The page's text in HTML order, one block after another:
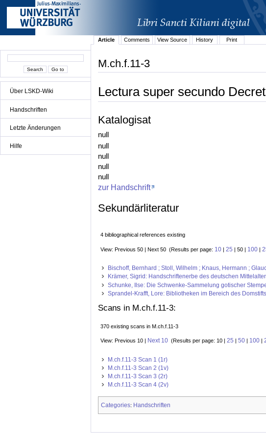
Über LSKD-Wiki
Handschriften
Letzte Änderungen
Hilfe
Article
Comments View Source History Print
M.ch.f.11-3
Lectura super secundo
Katalogisat
null
null
null
null
null
zur Handschrift
Sekundärliteratur
4 bibliographical references existing
View: Previous 50 | Next 50 (Results per page: 10 | 25 | 50 | 100 |
Bischoff, Bernhard ; Stoll, Wilhelm ; Knaus, Hermann ;
Krämer, Sigrid: Handschriftenerbe des deutschen
Schunke, Ilse: Die Schwenke-Sammelung gotischer
Sprandel-Krafft, Lore: Bibliotheken im Bereich des
Scans in M.ch.f.11-3:
370 existing scans in M.ch.f.11-3
View: Previous 10 | Next 10 (Results per page: 10 | 25 50 100
M.ch.f.11-3 Scan 1 (1r)
M.ch.f.11-3 Scan 2 (1v)
M.ch.f.11-3 Scan 3 (2r)
M.ch.f.11-3 Scan 4 (2v)
Categories: Handschriften